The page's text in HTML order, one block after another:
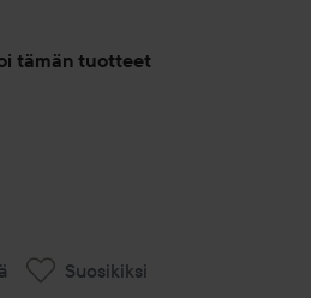
tämän tuotteet
Suosikiksi